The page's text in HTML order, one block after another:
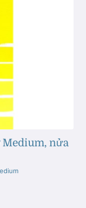
Medium, nửa